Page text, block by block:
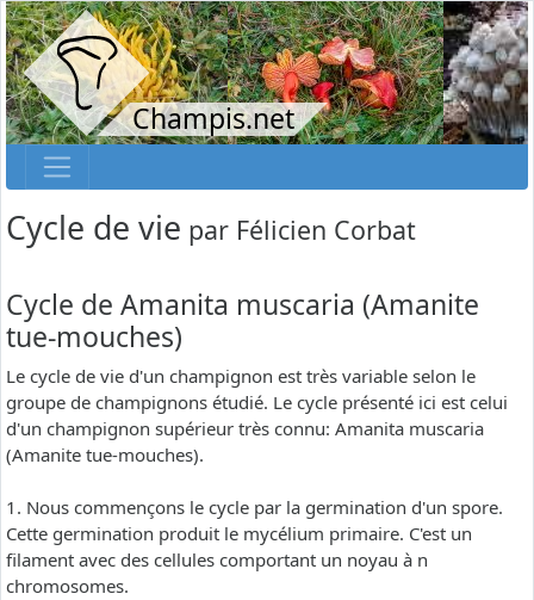
Champis.net
Cycle de vie par Félicien Corbat
Cycle de Amanita muscaria (Amanite
tue-mouches)
Le cycle de vie d'un champignon est très variable selon le
groupe de champignons étudié. Le cycle présenté ici est celui
d'un champignon supérieur très connu: Amanita muscaria
(Amanite tue-mouches).
1. Nous commençons le cycle par la germination d'un spore.
Cette germination produit le mycélium primaire. C'est un
filament avec des cellules comportant un noyau à n
chromosomes.